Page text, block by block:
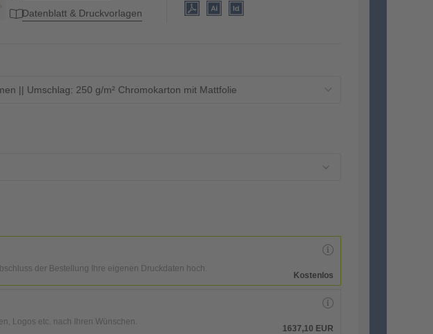
Datenblatt & Druckvorlagen
|| Umschlag: 250 g/m² Chromokarton mit Mattfolie
der Bestellung Ihre eigenen Druckdaten hoch.
Kostenlos
Logos etc. nach Ihren Wünschen.
1637,10 EUR